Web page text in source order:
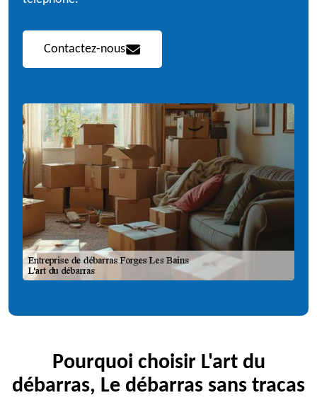
Contactez-nous
Pourquoi choisir L'art du
débarras, Le débarras sans tracas